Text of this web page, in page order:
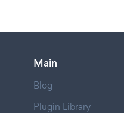
Main
Blog
Plugin Library